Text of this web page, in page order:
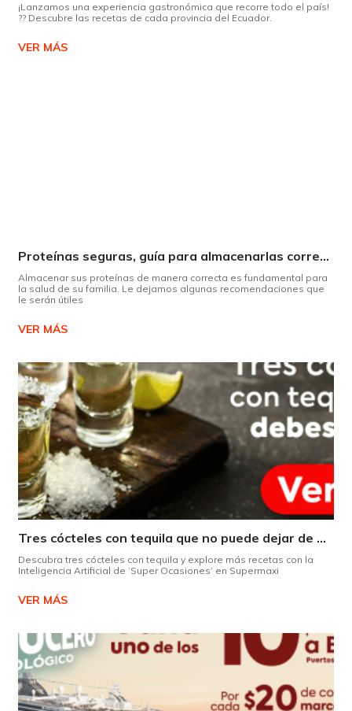
¡Lanzamos una experiencia gastronómica que recorre todo el país!
?? Descubre las recetas de cada provincia del Ecuador.
VER MÁS
Proteínas seguras, guía para almacenarlas correctamente Copiar
Almacenar sus proteínas de manera correcta es fundamental para
la salud de su familia. Le dejamos algunas recomendaciones que
le serán útiles
VER MÁS
Tres cócteles con tequila que no puede dejar de probar gracias a nuestra IA.
Descubra tres cócteles con tequila y explore más recetas con la
Inteligencia Artificial de ‘Super Ocasiones’ en Supermaxi
VER MÁS